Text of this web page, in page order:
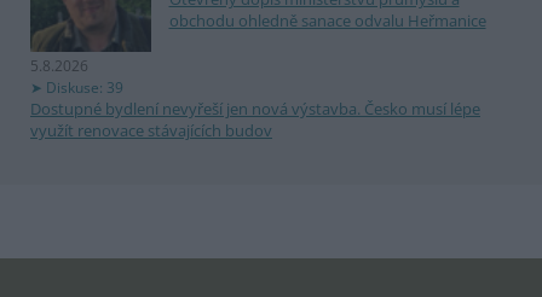
obchodu ohledně sanace odvalu Heřmanice
5.8.2026
Diskuse: 39
Dostupné bydlení nevyřeší jen nová výstavba. Česko musí lépe
využít renovace stávajících budov